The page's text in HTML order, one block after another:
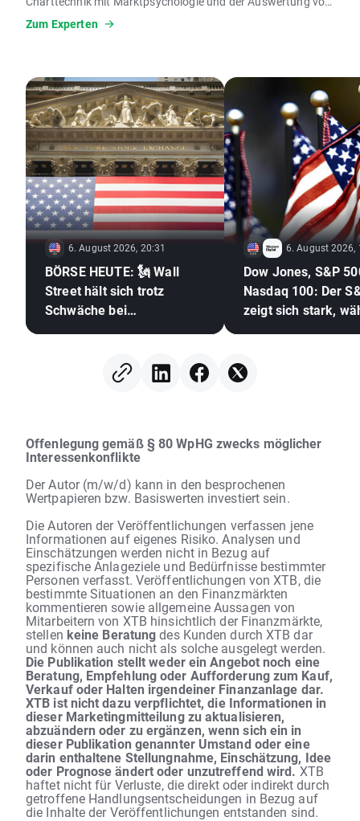
Stimmungsindikatoren. Sein Ziel ist es, komplexe
Marktbewegungen verständlich aufzubereiten und Tradern
nachvollziehbare Handelsansätze.
Zum Experten
6. August 2026, 20:31
BÖRSE HEUTE: 🗽 Wall
Street hält sich trotz
Schwäche bei
6. August 2026,
Dow Jones, S&P
Nasdaq 100: Der
zeigt sich stark,
Digital verliert 12 %
Offenlegung gemäß § 80 WpHG zwecks möglicher
Interessenkonflikte
Der Autor (m/w/d) kann in den besprochenen
Wertpapieren bzw. Basiswerten investiert sein.
Die Autoren der Veröffentlichungen verfassen jene
Informationen auf eigenes Risiko. Analysen und
Einschätzungen werden nicht in Bezug auf
spezifische Anlageziele und Bedürfnisse bestimmter
Personen verfasst. Veröffentlichungen von XTB, die
bestimmte Situationen an den Finanzmärkten
kommentieren sowie allgemeine Aussagen von
Mitarbeitern von XTB hinsichtlich der Finanzmärkte,
stellen keine Beratungdes Kunden durch XTB dar
und können auch nicht als solche ausgelegt werden.
Die Publikation stellt weder ein Angebot noch eine
Beratung, Empfehlung oder Aufforderung zum Kauf,
Verkauf oder Halten irgendeiner Finanzanlage dar.
XTB ist nicht dazu verpflichtet, die Informationen in
dieser Marketingmitteilung zu aktualisieren,
abzuändern oder zu ergänzen, wenn sich ein in
dieser Publikation genannter Umstand oder eine
darin enthaltene Stellungnahme, Einschätzung, Idee
oder Prognose ändert oder unzutreffend wird.XTB
haftet nicht für Verluste, die direkt oder indirekt durch
getroffene Handlungsentscheidungen in Bezug auf
die Inhalte der Veröffentlichungen entstanden sind.